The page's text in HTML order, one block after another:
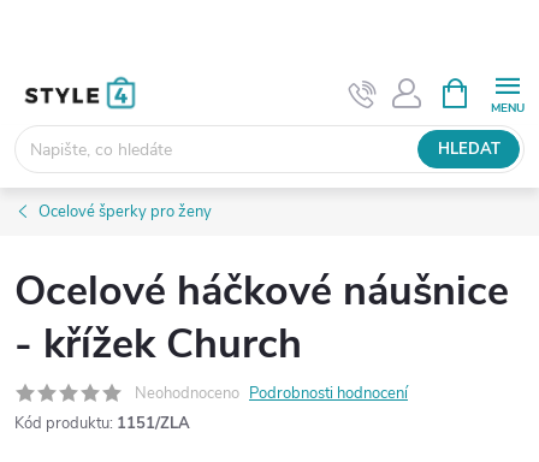
HLEDAT
NÁKUPNÍ
KOŠÍK
Ocelové šperky pro ženy
Ocelové háčkové náušnice
- křížek Church
Neohodnoceno Podrobnosti hodnocení
Kód produktu: 1151/ZLA